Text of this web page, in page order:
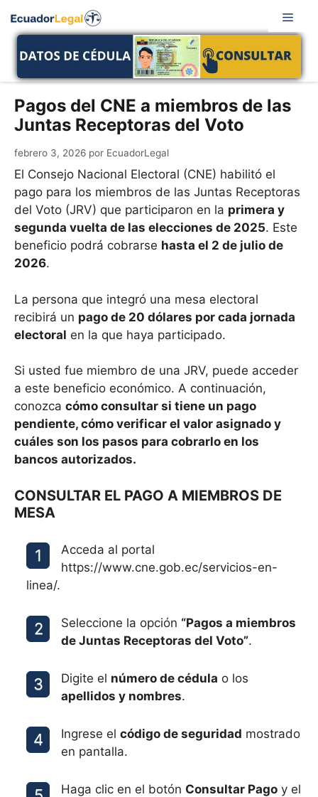
Pagos del CNE a miembros de las
Juntas Receptoras del Voto
febrero 3, 2026 por EcuadorLegal
El Consejo Nacional Electoral (CNE) habilitó el
pago para los miembros de las Juntas Receptoras
del Voto (JRV) que participaron en la primera y
segunda vuelta de las elecciones de 2025. Este
beneficio podrá cobrarse hasta el 2 de julio de
2026.
La persona que integró una mesa electoral
recibirá un pago de 20 dólares por cada jornada
electoral en la que haya participado.
Si usted fue miembro de una JRV, puede acceder
a este beneficio económico. A continuación,
conozca cómo consultar si tiene un pago
pendiente, cómo verificar el valor asignado y
cuáles son los pasos para cobrarlo en los
bancos autorizados.
CONSULTAR EL PAGO A MIEMBROS DE
MESA
Acceda al portal
https://www.cne.gob.ec/servicios-en-
linea/.
Seleccione la opción “Pagos a miembros
de Juntas Receptoras del Voto”.
Digite el número de cédula o los
apellidos y nombres.
Ingrese el código de seguridad mostrado
en pantalla.
Haga clic en el botón Consultar Pago y el